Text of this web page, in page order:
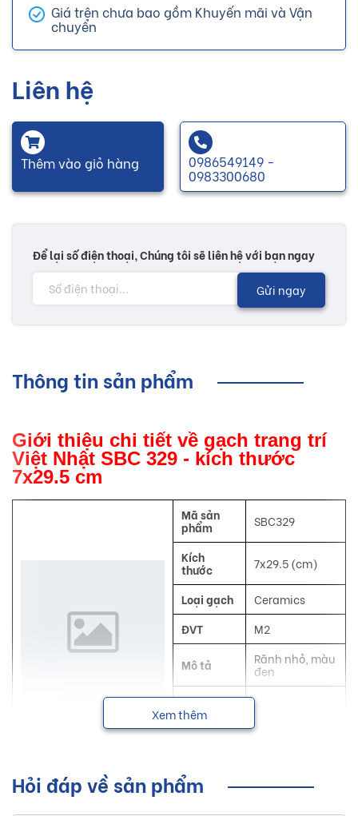
Giá trên chưa bao gồm Khuyến mãi và Vận
chuyển
Liên hệ
Thêm vào giỏ hàng 0986549149 -
0983300680
Để lại số điện thoại, Chúng tôi sẽ liên hệ với bạn ngay
Gửi ngay
Thông tin sản phẩm
Giới thiệu chi tiết về gạch trang trí
Việt Nhật SBC 329 - kích thước
7x29.5 cm
Mã sản
phẩm SBC329
Kích
thước 7x29.5 (cm)
Loại gạch
Ceramics
ĐVT
M2
Mô tả Rãnh nhỏ, màu
đen
Công
dụng Ốp tường
Sơ lược về sản phẩm gạch trang trí
Xem thêm
Hỏi đáp về sản phẩm